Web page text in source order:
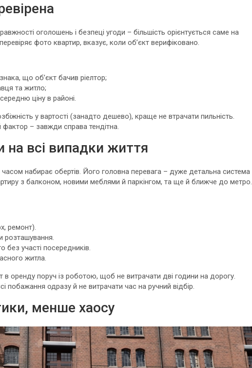
оголошень і безпеці угоди – більшість орієнтується саме на
фото квартир, вказує, коли об’єкт верифіковано.
що об’єкт бачив ріелтор;
та житло;
ціну в районі.
у вартості (занадто дешево), краще не втрачати пильність.
фактор – завжди справа тендітна.
на всі випадки життя
набирає обертів. Його головна перевага – дуже детальна система
з балконом, новими меблями й паркінгом, та ще й ближче до метро.
ремонт).
розташування.
без участі посередників.
житла.
в оренду поруч із роботою, щоб не витрачати дві години на дорогу.
побажання одразу й не витрачати час на ручний відбір.
менше хаосу